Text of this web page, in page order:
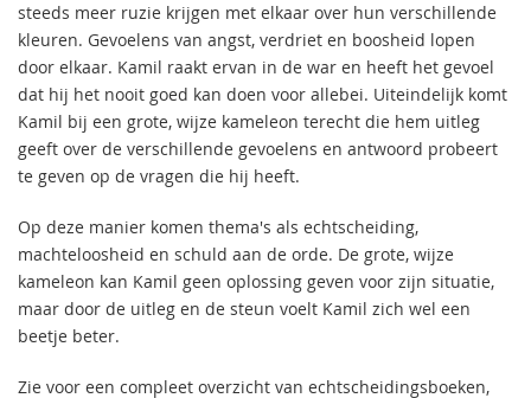
steeds meer ruzie krijgen met elkaar over hun verschillende
kleuren. Gevoelens van angst, verdriet en boosheid lopen
door elkaar. Kamil raakt ervan in de war en heeft het gevoel
dat hij het nooit goed kan doen voor allebei. Uiteindelijk komt
Kamil bij een grote, wijze kameleon terecht die hem uitleg
geeft over de verschillende gevoelens en antwoord probeert
te geven op de vragen die hij heeft.
Op deze manier komen thema's als echtscheiding,
machteloosheid en schuld aan de orde. De grote, wijze
kameleon kan Kamil geen oplossing geven voor zijn situatie,
maar door de uitleg en de steun voelt Kamil zich wel een
beetje beter.
Zie voor een compleet overzicht van echtscheidingsboeken,